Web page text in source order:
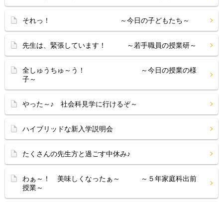
それっ！ ～今日の子どもたち～
先生は、緊張しています！ ～若手職員の授業研～
全しゅうちゅ～う！ ～今日の授業の様
子～
やった～♪ 社会科見学に行けるぞ～
ハイブリッドな新入学説明会
たくさんの先生方と過ごす中休み♪
わぁ～！ 美味しくなったぁ～ ～５年家庭科出前
授業～